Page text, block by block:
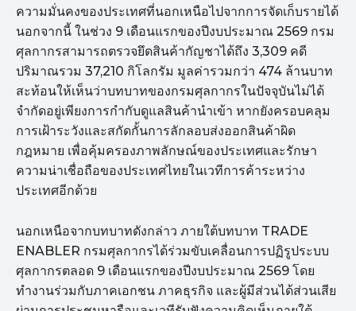
ความมั่นคงของประเทศที่นอกเหนือไปจากการจัดเก็บรายได้
นอกจากนี้ ในช่วง 9 เดือนแรกของปีงบประมาณ 2569 กรม
ศุลกากรสามารถตรวจยึดสินค้ากัญชาได้ถึง 3,309 คดี
ปริมาณรวม 37,210 กิโลกรัม มูลค่ารวมกว่า 474 ล้านบาท
สะท้อนให้เห็นว่าบทบาทของกรมศุลกากรในปัจจุบันไม่ได้
จำกัดอยู่เพียงการกำกับดูแลสินค้านำเข้า หากยังครอบคลุม
การเฝ้าระวังและสกัดกั้นการลักลอบส่งออกสินค้าผิด
กฎหมาย เพื่อคุ้มครองภาพลักษณ์ของประเทศและรักษา
ความน่าเชื่อถือของประเทศไทยในเวทีการค้าระหว่าง
ประเทศอีกด้วย
นอกเหนือจากบทบาทดังกล่าว ภายใต้บทบาท TRADE
ENABLER กรมศุลกากรได้ร่วมขับเคลื่อนการปฏิรูประบบ
ศุลกากรตลอด 9 เดือนแรกของปีงบประมาณ 2569 โดย
ทำงานร่วมกับภาคเอกชน ภาคธุรกิจ และผู้มีส่วนได้ส่วนเสีย